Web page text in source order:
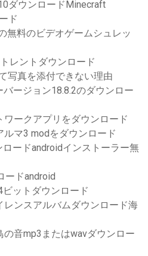
ダウンロードMinecraft
ド
無料のビデオゲームシュレッ
レントダウンロード
写真を添付できない理由
ージョン18.8.2のダウンロー
ークアプリをダウンロード
マ3 modをダウンロード
ードandroidインストーラー無
ードandroid
ットダウンロード
レンスアルバムダウンロード海
音mp3またはwavダウンロー